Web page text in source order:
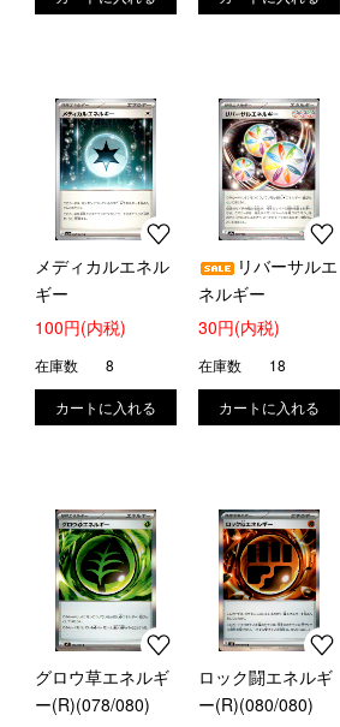
メディカルエネル
ギー
100円(内税)
在庫数 8
リバーサルエ
ネルギー
30円(内税)
在庫数 18
グロウ草エネルギ
ー(R)(078/080)
ロック闘エネルギ
ー(R)(080/080)